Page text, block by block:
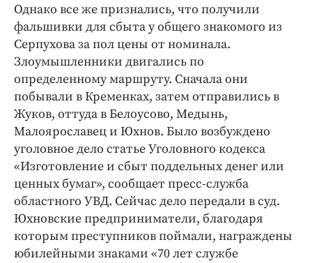
Работодатель года
Однако все же признались, что получили
фальшивки для сбыта у общего знакомого из
Серпухова за пол цены от номинала.
Злоумышленники двигались по
определенному маршруту. Сначала они
побывали в Кременках, затем отправились в
Жуков, оттуда в Белоусово, Медынь,
Малоярославец и Юхнов. Было возбуждено
уголовное дело статье Уголовного кодекса
«Изготовление и сбыт поддельных денег или
ценных бумаг», сообщает пресс-служба
областного УВД. Сейчас дело передали в суд.
Юхновские предприниматели, благодаря
которым преступников поймали, награждены
юбилейными знаками «70 лет службе